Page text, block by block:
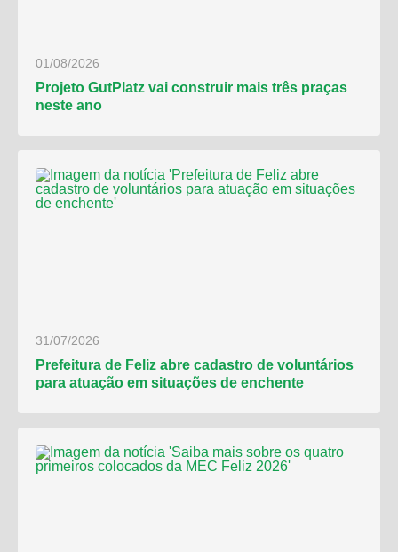
01/08/2026
Projeto GutPlatz vai construir mais três praças
neste ano
31/07/2026
Prefeitura de Feliz abre cadastro de voluntários
para atuação em situações de enchente